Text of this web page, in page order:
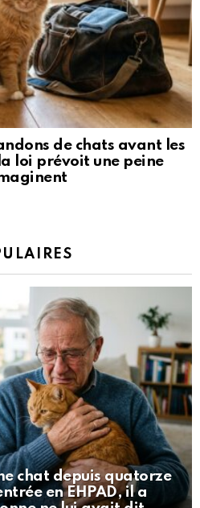
de chats avant les
loi prévoit une peine
chat depuis quatorze
en EHPAD, il a